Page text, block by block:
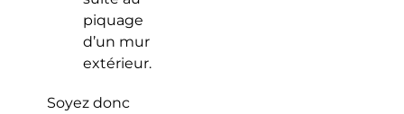
piquage
d’un mur
extérieur.
Soyez donc